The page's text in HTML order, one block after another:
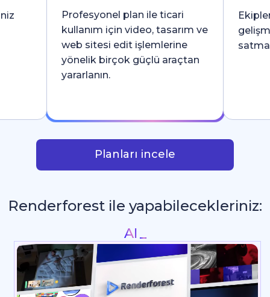
Profesyonel plan ile ticari
kullanım için video, tasarım ve
web sitesi edit işlemlerine
yönelik birçok güçlü araçtan
yararlanın.
satma
Planları incele
Renderforest ile yapabilecekleriniz:
İntrolar